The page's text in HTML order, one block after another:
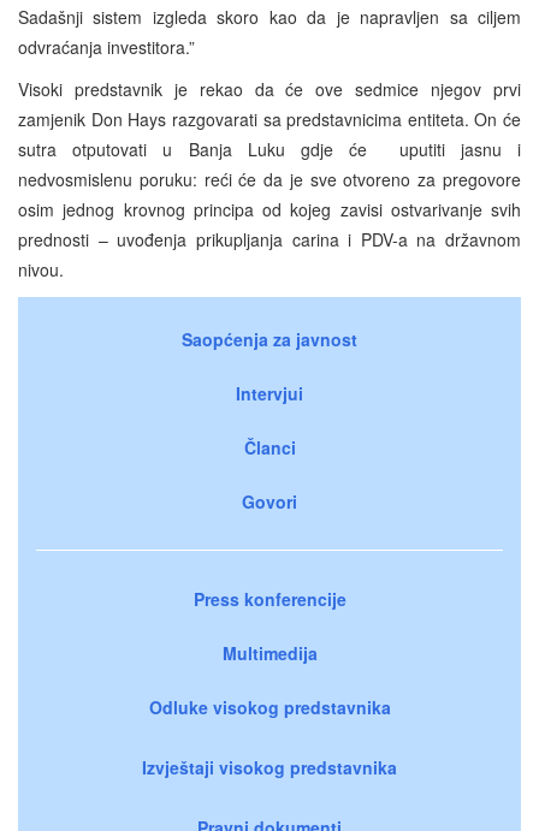
Sadašnji sistem izgleda skoro kao da je napravljen sa ciljem
odvraćanja investitora.”
Visoki predstavnik je rekao da će ove sedmice njegov prvi
zamjenik Don Hays razgovarati sa predstavnicima entiteta. On će
sutra otputovati u Banja Luku gdje će uputiti jasnu i
nedvosmislenu poruku: reći će da je sve otvoreno za pregovore
osim jednog krovnog principa od kojeg zavisi ostvarivanje svih
prednosti – uvođenja prikupljanja carina i PDV-a na državnom
nivou.
Saopćenja za javnost
Intervjui
Članci
Govori
Press konferencije
Multimedija
Odluke visokog predstavnika
Izvještaji visokog predstavnika